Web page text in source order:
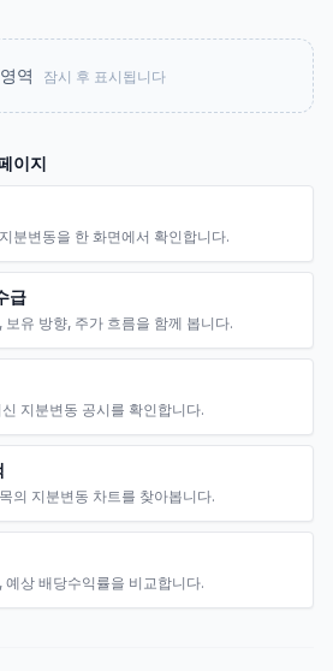
역 잠시 후 표시됩니다
이지
분변동을 한 화면에서 확인합니다.
급
유 방향, 주가 흐름을 함께 봅니다.
지분변동 공시를 확인합니다.
의 지분변동 차트를 찾아봅니다.
상 배당수익률을 비교합니다.